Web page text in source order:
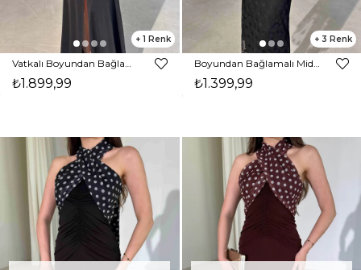
1
Vatkalı Boyundan Bağlamalı Önden Yırtmaçlı Maxi Siyah Drake Kadın Elbise 26Y288
₺1.899,99
3
Boyundan Bağlamalı Midi Boy Siyah Jonas Kadın Elbise 26Y284
₺1.399,99